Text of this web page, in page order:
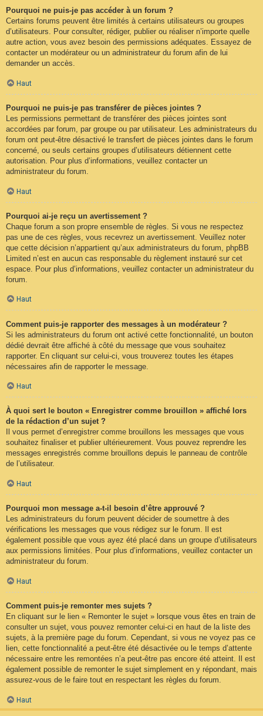
Pourquoi ne puis-je pas accéder à un forum ?
Certains forums peuvent être limités à certains utilisateurs ou groupes
d’utilisateurs. Pour consulter, rédiger, publier ou réaliser n’importe quelle
autre action, vous avez besoin des permissions adéquates. Essayez de
contacter un modérateur ou un administrateur du forum afin de lui
demander un accès.
Haut
Pourquoi ne puis-je pas transférer de pièces jointes ?
Les permissions permettant de transférer des pièces jointes sont
accordées par forum, par groupe ou par utilisateur. Les administrateurs du
forum ont peut-être désactivé le transfert de pièces jointes dans le forum
concerné, ou seuls certains groupes d’utilisateurs détiennent cette
autorisation. Pour plus d’informations, veuillez contacter un
administrateur du forum.
Haut
Pourquoi ai-je reçu un avertissement ?
Chaque forum a son propre ensemble de règles. Si vous ne respectez
pas une de ces règles, vous recevrez un avertissement. Veuillez noter
que cette décision n’appartient qu’aux administrateurs du forum, phpBB
Limited n’est en aucun cas responsable du règlement instauré sur cet
espace. Pour plus d’informations, veuillez contacter un administrateur du
forum.
Haut
Comment puis-je rapporter des messages à un modérateur ?
Si les administrateurs du forum ont activé cette fonctionnalité, un bouton
dédié devrait être affiché à côté du message que vous souhaitez
rapporter. En cliquant sur celui-ci, vous trouverez toutes les étapes
nécessaires afin de rapporter le message.
Haut
À quoi sert le bouton « Enregistrer comme brouillon » affiché lors
de la rédaction d’un sujet ?
Il vous permet d’enregistrer comme brouillons les messages que vous
souhaitez finaliser et publier ultérieurement. Vous pouvez reprendre les
messages enregistrés comme brouillons depuis le panneau de contrôle
de l’utilisateur.
Haut
Pourquoi mon message a-t-il besoin d’être approuvé ?
Les administrateurs du forum peuvent décider de soumettre à des
vérifications les messages que vous rédigez sur le forum. Il est
également possible que vous ayez été placé dans un groupe d’utilisateurs
aux permissions limitées. Pour plus d’informations, veuillez contacter un
administrateur du forum.
Haut
Comment puis-je remonter mes sujets ?
En cliquant sur le lien « Remonter le sujet » lorsque vous êtes en train de
consulter un sujet, vous pouvez remonter celui-ci en haut de la liste des
sujets, à la première page du forum. Cependant, si vous ne voyez pas ce
lien, cette fonctionnalité a peut-être été désactivée ou le temps d’attente
nécessaire entre les remontées n’a peut-être pas encore été atteint. Il est
également possible de remonter le sujet simplement en y répondant, mais
assurez-vous de le faire tout en respectant les règles du forum.
Haut